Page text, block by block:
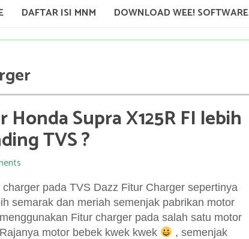
DAFTAR ISI MNM DOWNLOAD WEE! SOFTWARE
Honda Supra X125R FI lebih
TVS ?
charger pada TVS Dazz Fitur Charger sepertinya
semarak dan meriah semenjak pabrikan motor
Fitur charger pada salah satu motor
motor bebek kwek kwek
, semenjak